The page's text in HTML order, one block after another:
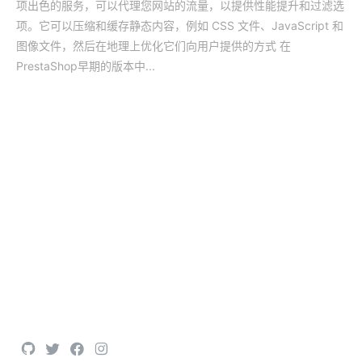
项出色的服务，可以代理您网站的流量，以提供性能提升和过滤选
项。它可以压缩和缓存静态内容，例如 CSS 文件、JavaScript 和
图像文件，然后在地理上优化它们向用户提供的方式 在
PrestaShop早期的版本中...